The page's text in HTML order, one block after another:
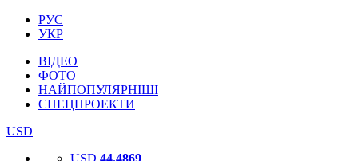
РУС
УКР
ВІДЕО
ФОТО
НАЙПОПУЛЯРНІШІ
СПЕЦПРОЕКТИ
USD
USD 44.4869